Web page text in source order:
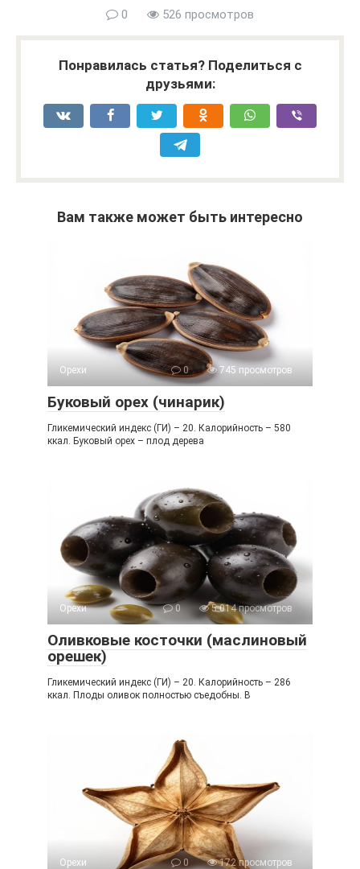
0 526 просмотров
Понравилась статья? Поделиться с
друзьями:
Вам также может быть интересно
Орехи 0 745 просмотров
Буковый орех (чинарик)
Гликемический индекс (ГИ) – 20. Калорийность – 580
ккал. Буковый орех – плод дерева
Орехи 0 5 014 просмотров
Оливковые косточки (маслиновый
орешек)
Гликемический индекс (ГИ) – 20. Калорийность – 286
ккал. Плоды оливок полностью съедобны. В
Орехи 0 172 просмотров